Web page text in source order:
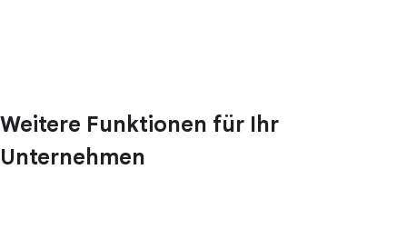
Weitere Funktionen für Ihr
Unternehmen